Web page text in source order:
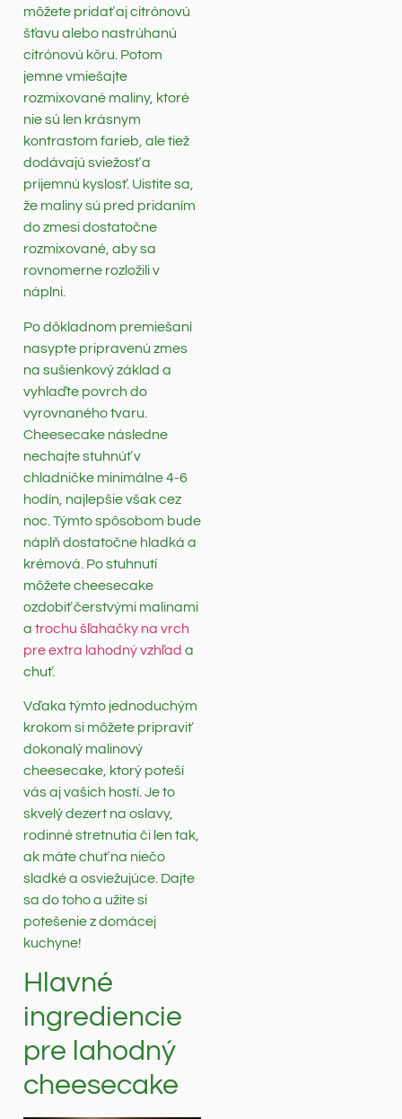
môžete pridať aj citrónovú
šťavu alebo nastrúhanú
citrónovú kôru. Potom
jemne vmiešajte
rozmixované maliny, ktoré
nie sú len krásnym
kontrastom farieb, ale tiež
dodávajú sviežosť a
príjemnú kyslosť. Uistite sa,
že maliny sú pred pridaním
do zmesi dostatočne
rozmixované, aby sa
rovnomerne rozložili v
náplni.
Po dôkladnom premiešaní
nasypte pripravenú zmes
na sušienkový základ a
vyhlaďte povrch do
vyrovnaného tvaru.
Cheesecake následne
nechajte stuhnúť v
chladničke minimálne 4-6
hodín, najlepšie však cez
noc. Týmto spôsobom bude
náplň dostatočne hladká a
krémová. Po stuhnutí
môžete cheesecake
ozdobiť čerstvými malinami
a trochu šľahačky na vrch
pre extra lahodný vzhľad a
chuť.
Vďaka týmto jednoduchým
krokom si môžete pripraviť
dokonalý malinový
cheesecake, ktorý poteší
vás aj vašich hostí. Je to
skvelý dezert na oslavy,
rodinné stretnutia či len tak,
ak máte chuť na niečo
sladké a osviežujúce. Dajte
sa do toho a užite si
potešenie z domácej
kuchyne!
Hlavné
ingrediencie
pre lahodný
cheesecake